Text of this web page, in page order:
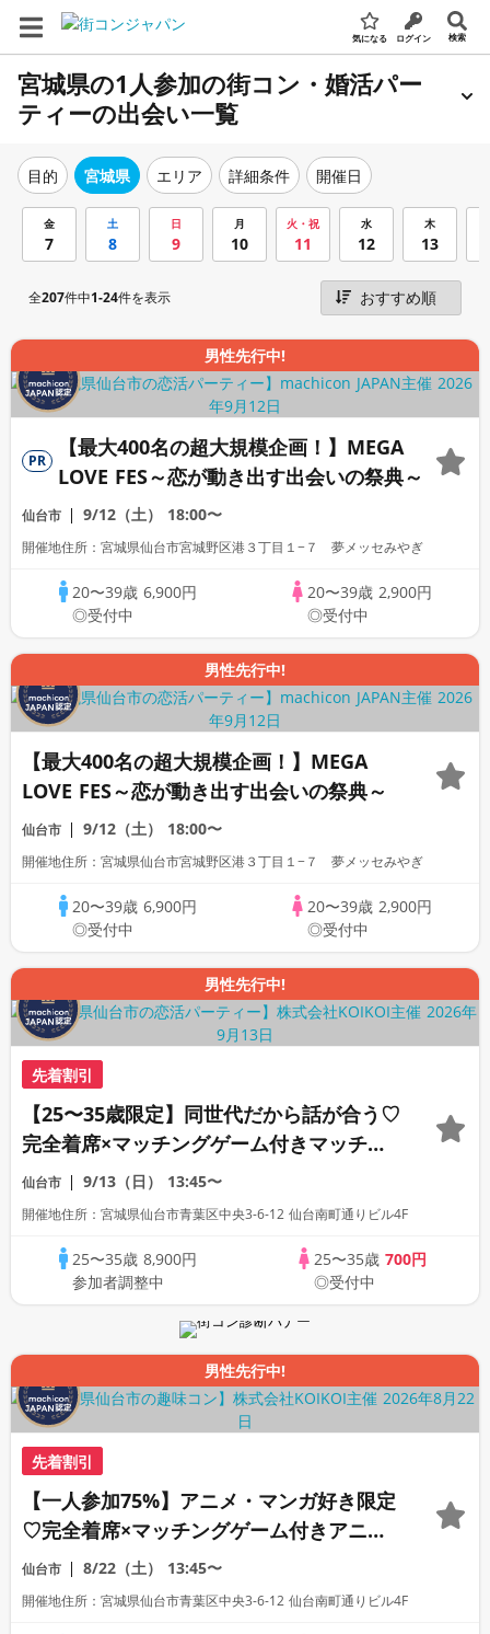
気になる ログイン 検索
宮城県の1人参加の街コン・婚活パー
ティーの出会い一覧
目的 宮城県 エリア 詳細条件 開催日
金
7
土
8
日
9
月
10
火・祝
11
水
12
木
13
全207件中1-24件を表示
男性先行中!
PR
【最大400名の超大規模企画！】MEGA
LOVE FES～恋が動き出す出会いの祭典～
仙台市 9/12（土） 18:00〜
開催地住所：宮城県仙台市宮城野区港３丁目１−７ 夢メッセみやぎ
20〜39歳 6,900円
◎受付中
20〜39歳 2,900円
◎受付中
男性先行中!
【最大400名の超大規模企画！】MEGA
LOVE FES～恋が動き出す出会いの祭典～
仙台市 9/12（土） 18:00〜
開催地住所：宮城県仙台市宮城野区港３丁目１−７ 夢メッセみやぎ
20〜39歳 6,900円
◎受付中
20〜39歳 2,900円
◎受付中
男性先行中!
先着割引
【25〜35歳限定】同世代だから話が合う♡
完全着席×マッチングゲーム付きマッチン
グコン
仙台市 9/13（日） 13:45〜
開催地住所：宮城県仙台市青葉区中央3-6-12 仙台南町通りビル4F
25〜35歳 8,900円
参加者調整中
25〜35歳 700円
◎受付中
男性先行中!
先着割引
【一人参加75%】アニメ・マンガ好き限定
♡完全着席×マッチングゲーム付きアニメ
コン
仙台市 8/22（土） 13:45〜
開催地住所：宮城県仙台市青葉区中央3-6-12 仙台南町通りビル4F